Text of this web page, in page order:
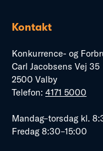
Kontakt
Konkurrence- og
Carl Jacobsens Vej 35
2500 Valby
Telefon: 4171 5000
Mandag–torsdag kl.
Fredag 8:30–15:00